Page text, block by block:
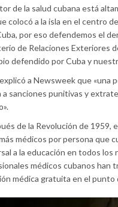
de la salud cubana está
colocó a la isla en el centro
por eso defendemos el
de Relaciones Exteriores
defendido por Cuba y
a Newsweek que «una
a sanciones punitivas y
de la Revolución de
médicos por persona que
a la educación en todos los
médicos cubanos han
médica gratuita en el punto